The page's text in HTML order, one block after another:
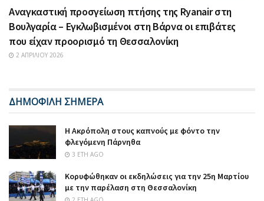
Αναγκαστική προσγείωση πτήσης της Ryanair στη
Βουλγαρία – Εγκλωβισμένοι στη Βάρνα οι επιβάτες
που είχαν προορισμό τη Θεσσαλονίκη
2 ΑΠΡΙΛΊΟΥ 2026
ΔΗΜΟΦΙΛΗ ΣΗΜΕΡΑ
Η Ακρόπολη στους καπνούς με φόντο την
φλεγόμενη Πάρνηθα
3 ΈΤΗ AGO
Κορυφώθηκαν οι εκδηλώσεις για την 25η Μαρτίου
με την παρέλαση στη Θεσσαλονίκη